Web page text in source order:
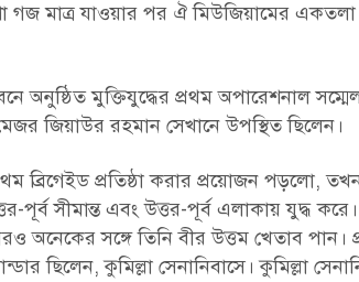
গজ মাত্র যাওয়ার পর ঐ মিউজিয়ামের
অনুষ্ঠিত মুক্তিযুদ্ধের প্রথম অপারেশনাল
জিয়াউর রহমান সেখানে উপস্থিত ছিলেন।
ব্রিগেইড প্রতিষ্ঠা করার প্রয়োজন পড়লো,
সীমান্ত এবং উত্তর-পূর্ব এলাকায় যুদ্ধ
অনেকের সঙ্গে তিনি বীর উত্তম খেতাব পান।
ছিলেন, কুমিল্লা সেনানিবাসে। কুমিল্লা